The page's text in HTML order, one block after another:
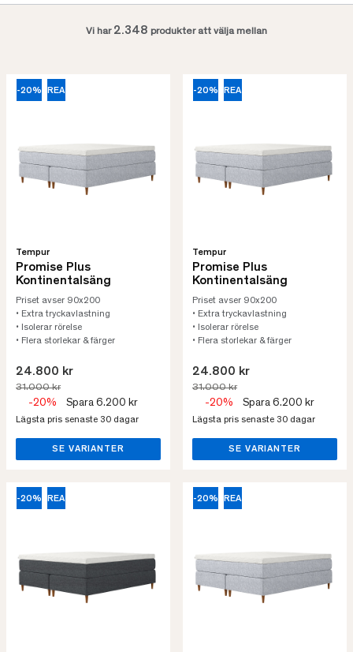
Vi har 2.348 produkter att välja mellan
-20% REA
Tempur
Promise Plus
Kontinentalsäng
Priset avser 90x200
• Extra tryckavlastning
• Isolerar rörelse
• Flera storlekar & färger
24.800 kr
31.000 kr
-20% Spara 6.200 kr
Lägsta pris senaste 30 dagar
SE VARIANTER
-20% REA
Tempur
Promise Plus
Kontinentalsäng
Priset avser 90x200
• Extra tryckavlastning
• Isolerar rörelse
• Flera storlekar & färger
24.800 kr
31.000 kr
-20% Spara 6.200 kr
Lägsta pris senaste 30 dagar
SE VARIANTER
-20% REA -20% REA